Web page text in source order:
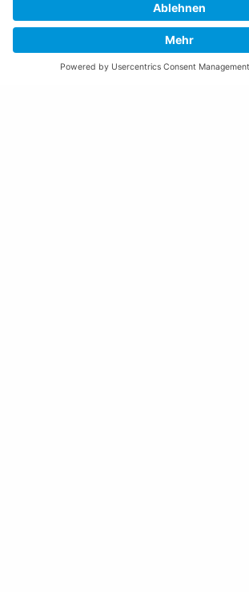
Freitag:
08:00 – 11:30 Uhr